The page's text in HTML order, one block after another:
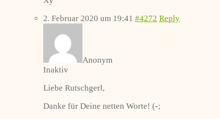
2. Februar 2020 um 19:41 #4272 Reply
Anonym
Inaktiv
Liebe Rutschgerl,
Danke für Deine netten Worte! (-;